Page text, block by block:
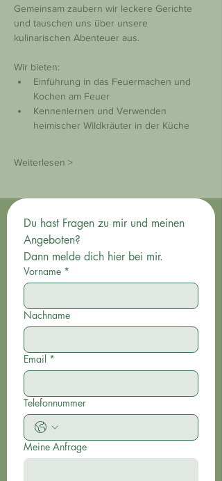
Gemeinsam zaubern wir leckere Gerichte
und tauschen uns über unsere
kulinarischen Abenteuer aus.
Wir bieten:
Einführung in das Feuermachen und
Kochen am Feuer
Kennenlernen und Verwenden
heimischer Wildkräuter in der Küche
Weiterlesen >
Du hast Fragen zu mir und meinen
Dann melde dich hier bei mir.
Vorname *
Nachname
Email *
Telefonnummer
Meine Anfrage